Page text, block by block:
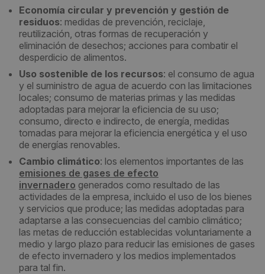
Economía circular y prevención y gestión de
residuos: medidas de prevención, reciclaje,
reutilización, otras formas de recuperación y
eliminación de desechos; acciones para combatir el
desperdicio de alimentos.
Uso sostenible de los recursos: el consumo de agua
y el suministro de agua de acuerdo con las limitaciones
locales; consumo de materias primas y las medidas
adoptadas para mejorar la eficiencia de su uso;
consumo, directo e indirecto, de energía, medidas
tomadas para mejorar la eficiencia energética y el uso
de energías renovables.
Cambio climático: los elementos importantes de las
emisiones de gases de efecto
invernadero generados como resultado de las
actividades de la empresa, incluido el uso de los bienes
y servicios que produce; las medidas adoptadas para
adaptarse a las consecuencias del cambio climático;
las metas de reducción establecidas voluntariamente a
medio y largo plazo para reducir las emisiones de gases
de efecto invernadero y los medios implementados
para tal fin.